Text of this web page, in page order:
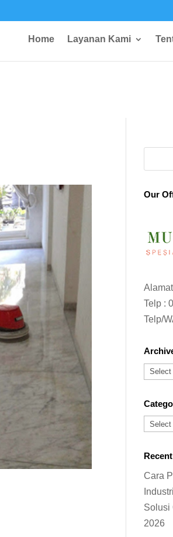
Home Layanan Kami
Our
Telp :
Telp/
Cara
Solusi
2026